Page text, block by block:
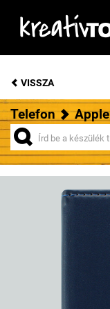
VISSZA
Telefon Apple